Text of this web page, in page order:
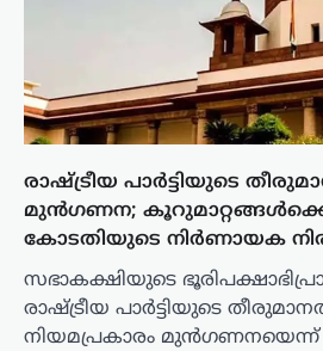
രാഷ്ട്രീയ പാർട്ടിയുടെ
മുൻഗണന;
കോടതിയുടെ നിർണായക
സഭാകക്ഷിയുടെ
രാഷ്ട്രീയ പാർട്ടിയുടെ
നിയമപ്രകാരം മുൻഗണനയെന്ന്